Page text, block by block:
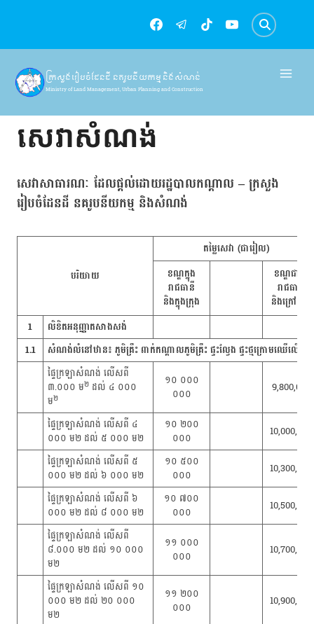
content
ក្រសួងរៀបចំដែនដី នគរូបនីយកម្ម និងសំណង់
Ministry of Land Management, Urban Planning and Construction
សេវាសំណង់
សេវាសាធារណៈ ដែលផ្តល់ដោយរដ្ឋបាលកណ្ដាល – ក្រសួង
រៀបចំដែនដី នគរូបនីយកម្ម និងសំណង់
បរិយាយ
តម្លៃសេវា (ជារៀល)
ខណ្ឌក្នុង
រាជធានី
និងក្នុងក្រុង
ខណ្ឌ​ជាយ
រាជធានី
និងក្រៅក្រុង
1
លិខិតអនុញ្ញាតសាងសង់
1.1
សំណង់លំនៅឋាន៖ ភូមិគ្រឹះ ពាក់កណ្តាលភូមិគ្រឹះ ផ្ទះល្វែង ផ្ទះថ្មក្រោមឈើលើ
ផ្ទៃក្រឡាសំណង់ លើសពី
៣.០០០ ម២ ដល់ ៤ ០០០
ម២
១០ ០០០
០០០
9,800,000
ផ្ទៃក្រឡាសំណង់ លើសពី ៤
០០០ ម២ ដល់ ៥ ០០០ ម២
១០ ២០០
០០០
10,000,000
ផ្ទៃក្រឡាសំណង់ លើសពី ៥
០០០ ម២ ដល់ ៦ ០០០ ម២
១០ ៥០០
០០០
10,300,000
ផ្ទៃក្រឡាសំណង់ លើសពី ៦
០០០ ម២ ដល់ ៨ ០០០ ម២
១០ ៧០០
០០០
10,500,000
ផ្ទៃក្រឡាសំណង់ លើសពី
៨.០០០ ម២ ដល់ ១០ ០០០
ម២
១១ ០០០
០០០
10,700,000
ផ្ទៃក្រឡាសំណង់ លើសពី ១០
០០០ ម២ ដល់ ២០ ០០០
ម២
១១ ២០០
០០០
10,900,000